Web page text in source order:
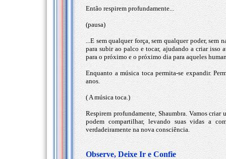
Então respirem profundamente...
(pausa)
...E sem qualquer força, sem qualquer poder, sem
para subir ao palco e tocar, ajudando a criar isso
para o próximo e o próximo dia para aqueles
Enquanto a música toca permita-se expandir.
anos.
( A música toca.)
Respirem profundamente, Shaumbra. Vamos
podem compartilhar, levando suas vidas a
verdadeiramente na nova consciência.
Observe, Deixe Ir e Confie